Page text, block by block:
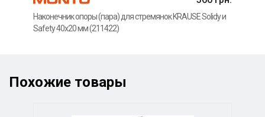
Наконечник опоры (пара) для стремянок KRAUSE Solidy и
Safety 40x20 мм (211422)
Похожие товары